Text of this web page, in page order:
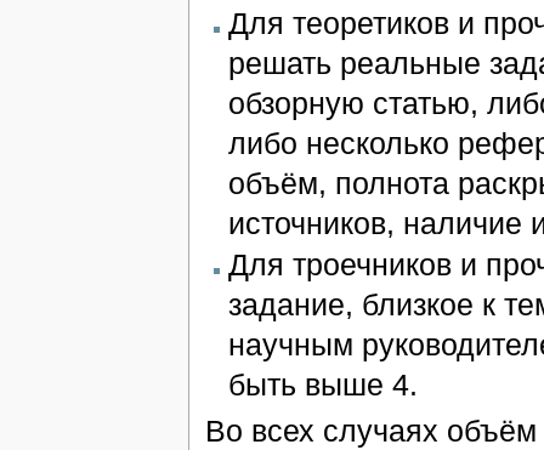
Для теоретиков и
решать реальные
обзорную статью,
либо несколько
объём, полнота
источников, наличие
Для троечников и
задание, близкое к
научным
быть выше 4.
Во всех случаях